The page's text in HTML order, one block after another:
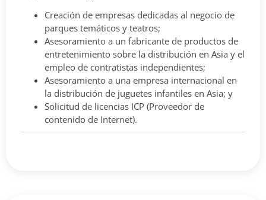
Creación de empresas dedicadas al negocio de
parques temáticos y teatros;
Asesoramiento a un fabricante de productos de
entretenimiento sobre la distribución en Asia y el
empleo de contratistas independientes;
Asesoramiento a una empresa internacional en
la distribución de juguetes infantiles en Asia; y
Solicitud de licencias ICP (Proveedor de
contenido de Internet).